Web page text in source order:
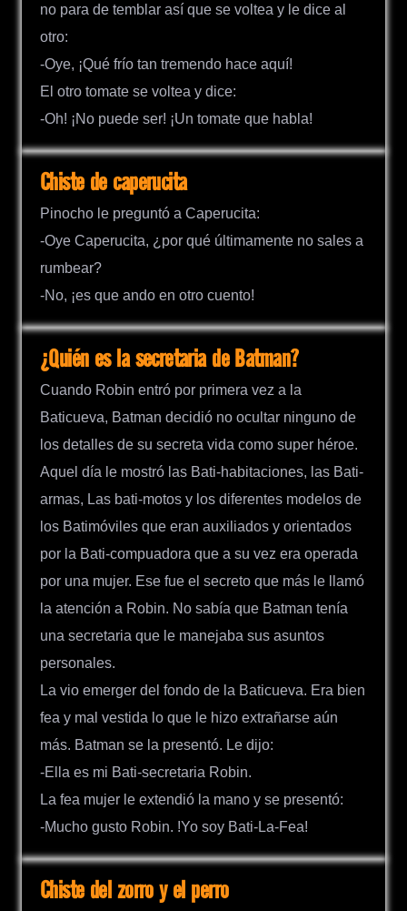
no para de temblar así que se voltea y le dice al
otro:
-Oye, ¡Qué frío tan tremendo hace aquí!
El otro tomate se voltea y dice:
-Oh! ¡No puede ser! ¡Un tomate que habla!
Chiste de caperucita
Pinocho le preguntó a Caperucita:
-Oye Caperucita, ¿por qué últimamente no sales a
rumbear?
-No, ¡es que ando en otro cuento!
¿Quién es la secretaria de Batman?
Cuando Robin entró por primera vez a la
Baticueva, Batman decidió no ocultar ninguno de
los detalles de su secreta vida como super héroe.
Aquel día le mostró las Bati-habitaciones, las Bati-
armas, Las bati-motos y los diferentes modelos de
los Batimóviles que eran auxiliados y orientados
por la Bati-compuadora que a su vez era operada
por una mujer. Ese fue el secreto que más le llamó
la atención a Robin. No sabía que Batman tenía
una secretaria que le manejaba sus asuntos
personales.
La vio emerger del fondo de la Baticueva. Era bien
fea y mal vestida lo que le hizo extrañarse aún
más. Batman se la presentó. Le dijo:
-Ella es mi Bati-secretaria Robin.
La fea mujer le extendió la mano y se presentó:
-Mucho gusto Robin. !Yo soy Bati-La-Fea!
Chiste del zorro y el perro